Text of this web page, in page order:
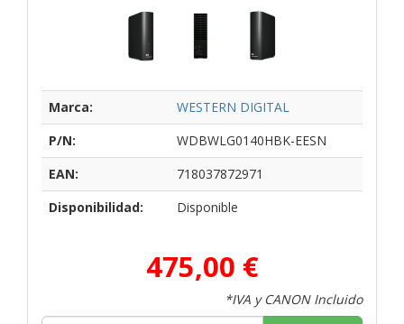
Marca:
WESTERN DIGITAL
P/N:
WDBWLG0140HBK-EESN
EAN:
718037872971
Disponibilidad:
Disponible
475,00 €
*IVA y CANON Incluido